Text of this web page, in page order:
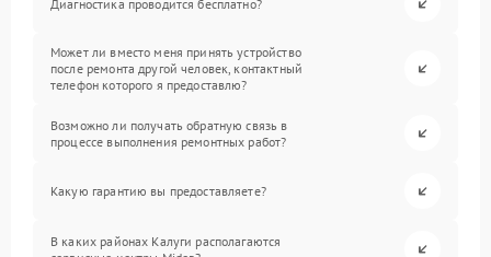
Диагностика проводится бесплатно?
Может ли вместо меня принять устройство
после ремонта другой человек, контактный
телефон которого я предоставлю?
Возможно ли получать обратную связь в
процессе выполнения ремонтных работ?
Какую гарантию вы предоставляете?
В каких районах Калуги располагаются